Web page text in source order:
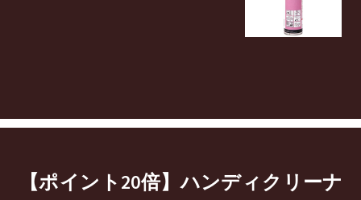
【ポイント20倍】ハンディクリーナ